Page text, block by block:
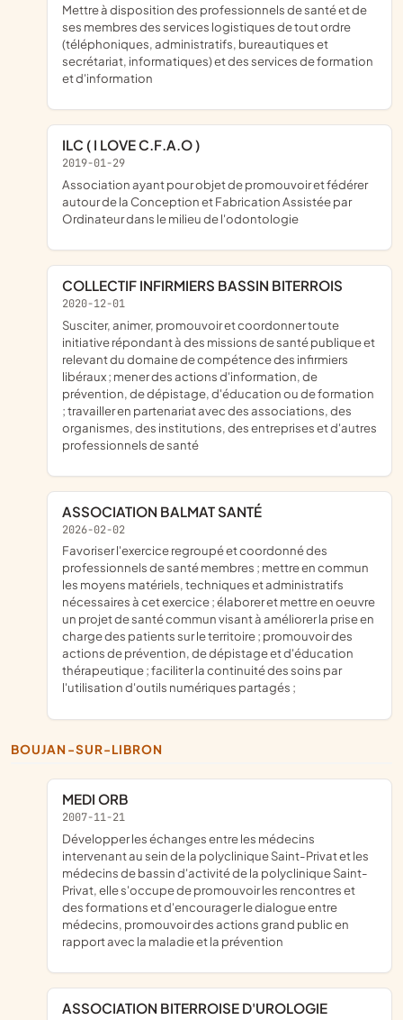
mettre à disposition des professionnels de santé et de
ses membres des services logistiques de tout ordre
(téléphoniques, administratifs, bureautiques et
secrétariat, informatiques) et des services de formation
et d'information
ILC ( I LOVE C.F.A.O )
2019-01-29
association ayant pour objet de promouvoir et fédérer
autour de la Conception et Fabrication Assistée par
Ordinateur dans le milieu de l'odontologie
COLLECTIF INFIRMIERS BASSIN BITERROIS
2020-12-01
susciter, animer, promouvoir et coordonner toute
initiative répondant à des missions de santé publique et
relevant du domaine de compétence des infirmiers
libéraux ; mener des actions d'information, de
prévention, de dépistage, d'éducation ou de formation
; travailler en partenariat avec des associations, des
organismes, des institutions, des entreprises et d'autres
professionnels de santé
ASSOCIATION BALMAT SANTÉ
2026-02-02
favoriser l'exercice regroupé et coordonné des
professionnels de santé membres ; mettre en commun
les moyens matériels, techniques et administratifs
nécessaires à cet exercice ; élaborer et mettre en oeuvre
un projet de santé commun visant à améliorer la prise en
charge des patients sur le territoire ; promouvoir des
actions de prévention, de dépistage et d'éducation
thérapeutique ; faciliter la continuité des soins par
l'utilisation d'outils numériques partagés ;
BOUJAN-SUR-LIBRON
MEDI ORB
2007-11-21
développer les échanges entre les médecins
intervenant au sein de la polyclinique Saint-Privat et les
médecins de bassin d'activité de la polyclinique Saint-
Privat, elle s'occupe de promouvoir les rencontres et
des formations et d'encourager le dialogue entre
médecins, promouvoir des actions grand public en
rapport avec la maladie et la prévention
ASSOCIATION BITERROISE D'UROLOGIE